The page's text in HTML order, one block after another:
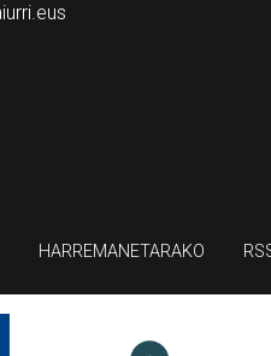
HARREMANETARAKO